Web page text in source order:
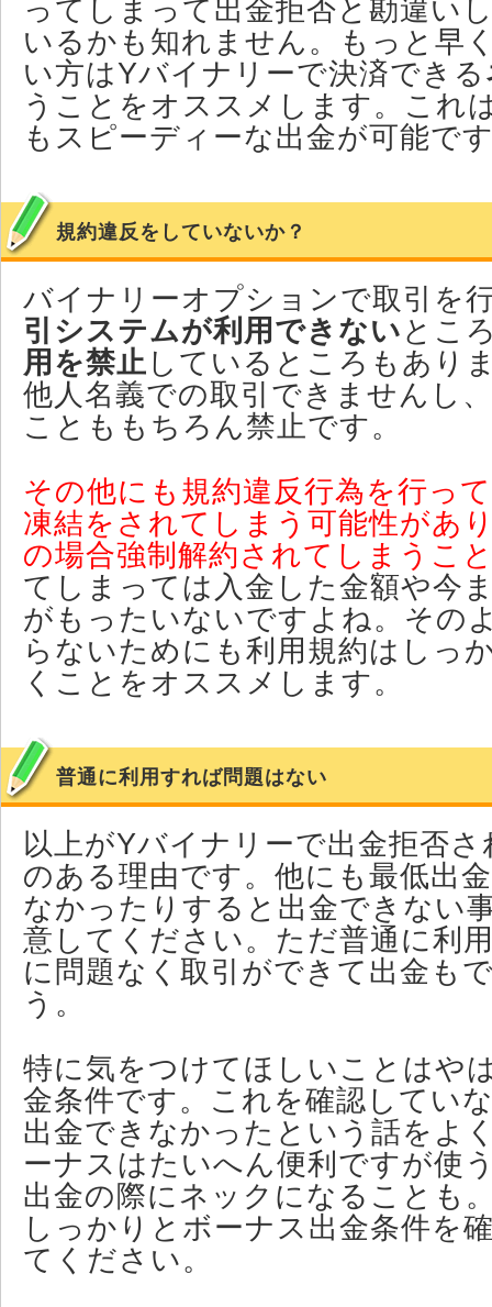
ってしまって出金拒否と勘違い
いるかも知れません。もっと早
い方はYバイナリーで決済できる
うことをオススメします。これ
もスピーディーな出金が可能で
規約違反をしていないか？
バイナリーオプションで取引を
引システムが利用できない とこ
用を禁止 しているところもあり
他人名義での取引できませんし
ことももちろん禁止です。
その他にも規約違反行為を行っ
凍結をされてしまう可能性があ
の場合強制解約されてしまうこ
てしまっては入金した金額や今
がもったいないですよね。その
らないためにも利用規約はしっ
くことをオススメします。
普通に利用すれば問題はない
以上がYバイナリーで出金拒否
のある理由です。他にも最低出
なかったりすると出金できない
意してください。ただ普通に利
に問題なく取引ができて出金も
う。
特に気をつけてほしいことはや
金条件です。これを確認してい
出金できなかったという話をよ
ーナスはたいへん便利ですが使
出金の際にネックになることも
しっかりとボーナス出金条件を
てください。